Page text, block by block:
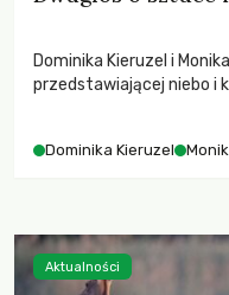
Dominika Kieruzel i
przedstawiającej niebo i
Dominika Kieruzel
Aktualności